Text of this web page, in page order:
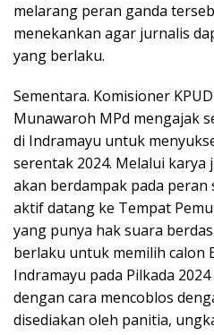
melarang peran ganda
menekankan agar jurnalis
yang berlaku.
Sementara. Komisioner
Munawaroh MPd mengajak
di Indramayu untuk
serentak 2024. Melalui
akan berdampak pada peran
aktif datang ke Tempat
yang punya hak suara
berlaku untuk memilih calon
Indramayu pada Pilkada
dengan cara mencoblos
disediakan oleh panitia,